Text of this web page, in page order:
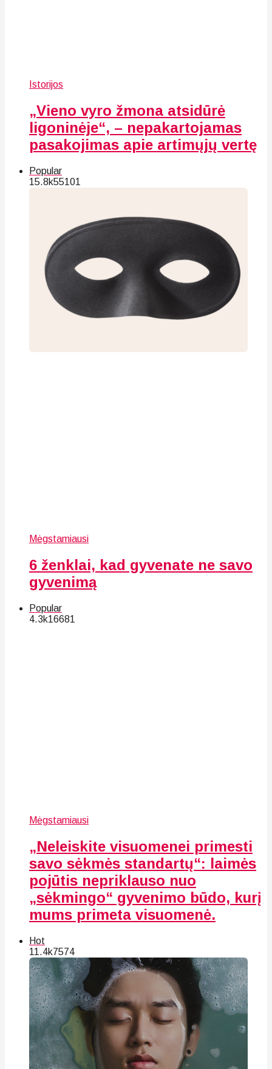
Istorijos
„Vieno vyro žmona atsidūrė
ligoninėje“, – nepakartojamas
pasakojimas apie artimųjų vertę
Popular
15.8k55101
Mėgstamiausi
6 ženklai, kad gyvenate ne savo
gyvenimą
Popular
4.3k16681
Mėgstamiausi
„Neleiskite visuomenei primesti
savo sėkmės standartų“: laimės
pojūtis nepriklauso nuo
„sėkmingo“ gyvenimo būdo, kurį
mums primeta visuomenė.
Hot
11.4k7574